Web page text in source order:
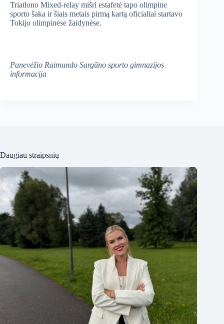
Triatlono Mixed-relay mišri estafetė tapo olimpine
sporto šaka ir šiais metais pirmą kartą oficialiai startavo
Tokijo olimpinėse žaidynėse.
Panevėžio Raimundo Sargūno sporto gimnazijos
informacija
Daugiau straipsnių